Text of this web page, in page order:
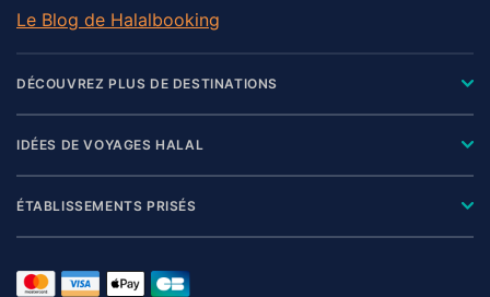
Le Blog de Halalbooking
DÉCOUVREZ PLUS DE DESTINATIONS
IDÉES DE VOYAGES HALAL
ÉTABLISSEMENTS PRISÉS